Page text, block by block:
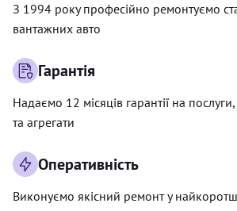
З 1994 року професійно ремонтуємо
вантажних авто
Гарантія
Надаємо 12 місяців гарантії на
та агрегати
Оперативність
Виконуємо якісний ремонт у